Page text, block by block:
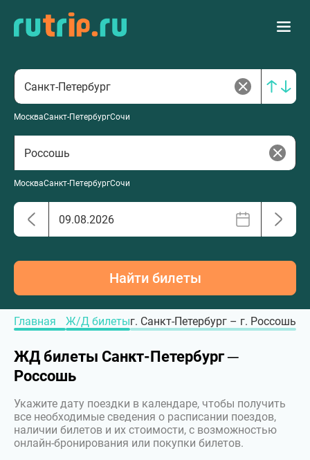
МоскваСанкт-ПетербургСочи
МоскваСанкт-ПетербургСочи
Найти билеты
Главная Ж/Д билетыг. Санкт-Петербург – г. Россошь
ЖД билеты Санкт-Петербург ─
Россошь
Укажите дату поездки в календаре, чтобы получить
все необходимые сведения о расписании поездов,
наличии билетов и их стоимости, с возможностью
онлайн-бронирования или покупки билетов.